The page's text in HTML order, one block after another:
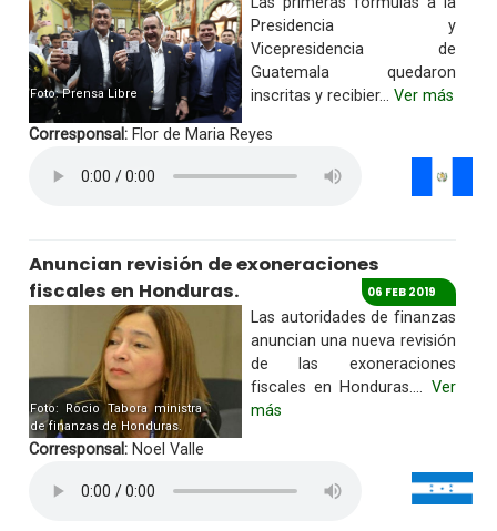
Foto: Prensa Libre
Presidencia y
Vicepresidencia de
Guatemala quedaron
inscritas y recibier... Ver más
Corresponsal:Flor de Maria Reyes
Anuncian revisión de exoneraciones
fiscales en Honduras.
06 FEB 2019
Foto: Rocio Tabora ministra
de finanzas de Honduras.
Las autoridades de finanzas
anuncian una nueva revisión
de las exoneraciones
fiscales en Honduras.... Ver
más
Corresponsal:Noel Valle